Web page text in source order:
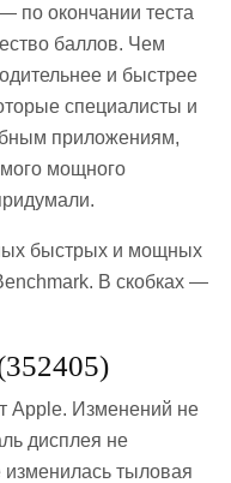
по окончании теста
баллов. Чем
и быстрее
специалисты и
приложениям,
мощного
быстрых и мощных
В скобках —
Apple. Изменений не
дисплея не
тыловая